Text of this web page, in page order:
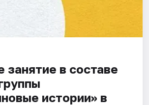
занятие в составе
истории» в